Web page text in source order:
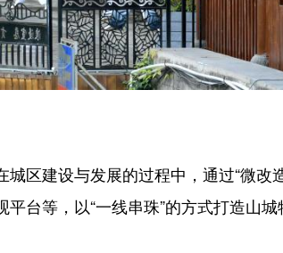
建设与发展的过程中，通过“微改
台等，以“一线串珠”的方式打造山